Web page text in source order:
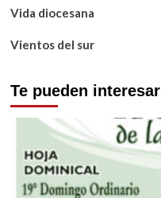
Vida diocesana
Vientos del sur
Te pueden interesar